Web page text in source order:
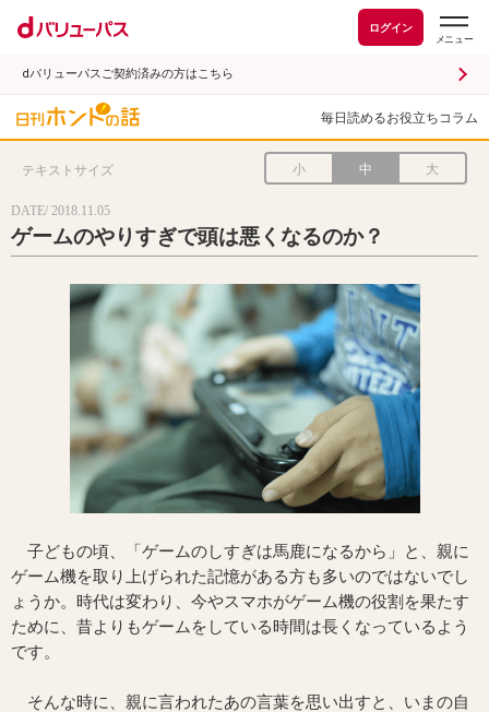
ログイン
dバリューパスご契約済みの方はこちら
毎日読めるお役立ちコラム
テキストサイズ 小 中 大
DATE/ 2018.11.05
ゲームのやりすぎで頭は悪くなるのか？
子どもの頃、「ゲームのしすぎは馬鹿になるから」と、親に
ゲーム機を取り上げられた記憶がある方も多いのではないでし
ょうか。時代は変わり、今やスマホがゲーム機の役割を果たす
ために、昔よりもゲームをしている時間は長くなっているよう
です。
そんな時に、親に言われたあの言葉を思い出すと、いまの自